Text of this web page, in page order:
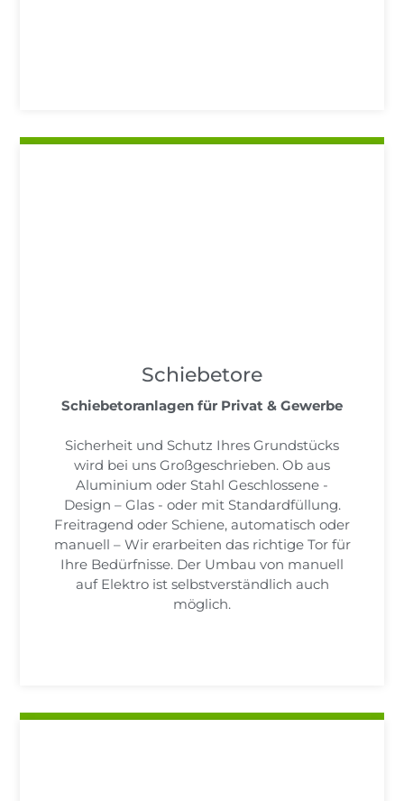
Schiebetore
Schiebetoranlagen für Privat & Gewerbe
Sicherheit und Schutz Ihres Grundstücks
wird bei uns Großgeschrieben. Ob aus
Aluminium oder Stahl Geschlossene -
Design – Glas - oder mit Standardfüllung.
Freitragend oder Schiene, automatisch oder
manuell – Wir erarbeiten das richtige Tor für
Ihre Bedürfnisse. Der Umbau von manuell
auf Elektro ist selbstverständlich auch
möglich.